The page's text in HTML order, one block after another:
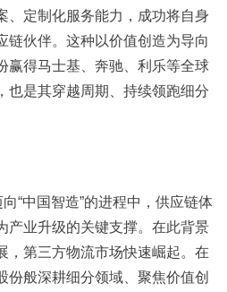
、定制化服务能力，成功将自身
链伙伴。这种以价值创造为导向
赢得马士基、奔驰、利乐等全球
也是其穿越周期、持续领跑细分
“中国智造”的进程中，供应链体
产业升级的关键支撑。在此背景
，第三方物流市场快速崛起。在
份般深耕细分领域、聚焦价值创